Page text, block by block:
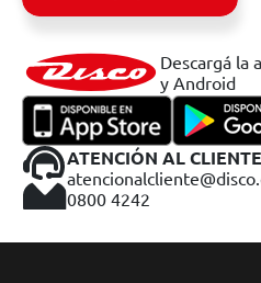
Descargá la
y Android
ATENCIÓN AL CLIENTE
0800 4242